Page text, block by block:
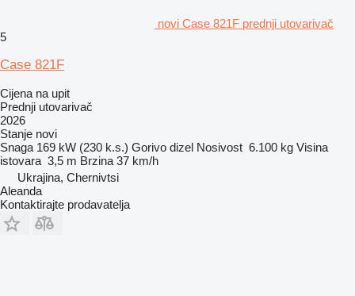
novi Case 821F prednji utovarivač
5
Case 821F
Cijena na upit
Prednji utovarivač
2026
Stanje novi
Snaga 169 kW (230 k.s.) Gorivo dizel Nosivost 6.100 kg Visina
istovara 3,5 m Brzina 37 km/h
Ukrajina, Chernivtsi
Aleanda
Kontaktirajte prodavatelja